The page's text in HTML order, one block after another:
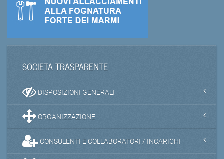
SOCIETA TRASPARENTE
DISPOSIZIONI GENERALI
ORGANIZZAZIONE
CONSULENTI E COLLABORATORI / INCARICHI